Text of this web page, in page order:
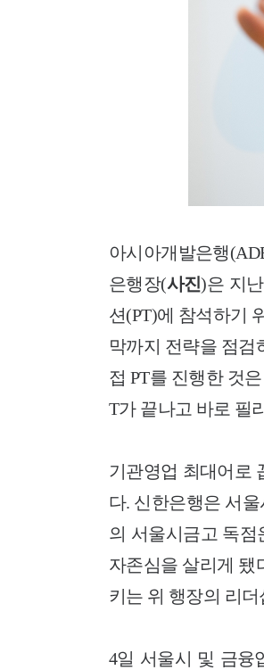
아시아개발은행
은행장(사진)은 지
션(PT)에 참석하기
막까지 전략을 점검
접 PT를 진행한 것
T가 끝나고 바로 필
기관영업 최대어로
다. 신한은행은 서
의 서울시금고 독점
자존심을 살리게 됐
키는 위 행장의 리
4일 서울시 및 금융